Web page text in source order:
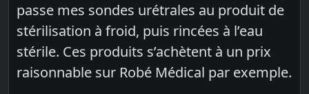
passe mes sondes urétrales au produit de
stérilisation à froid, puis rincées à l’eau
stérile. Ces produits s’achètent à un prix
raisonnable sur Robé Médical par exemple.